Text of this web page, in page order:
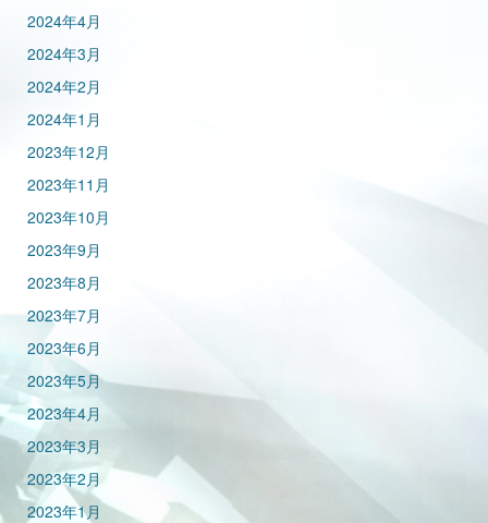
2024年4月
2024年3月
2024年2月
2024年1月
2023年12月
2023年11月
2023年10月
2023年9月
2023年8月
2023年7月
2023年6月
2023年5月
2023年4月
2023年3月
2023年2月
2023年1月